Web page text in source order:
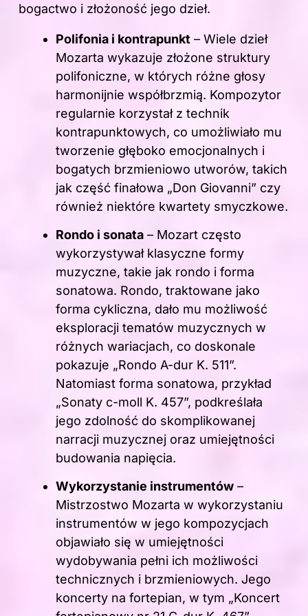
bogactwo i złożoność jego dzieł.
Polifonia i kontrapunkt – Wiele dzieł
Mozarta wykazuje złożone struktury
polifoniczne, w których różne głosy
harmonijnie współbrzmią. Kompozytor
regularnie korzystał z technik
kontrapunktowych, co umożliwiało mu
tworzenie głęboko emocjonalnych i
bogatych brzmieniowo utworów, takich
jak część finałowa „Don Giovanni” czy
również niektóre kwartety smyczkowe.
Rondo i sonata – Mozart często
wykorzystywał klasyczne formy
muzyczne, takie jak rondo i forma
sonatowa. Rondo, traktowane jako
forma cykliczna, dało mu możliwość
eksploracji tematów muzycznych w
różnych wariacjach, co doskonale
pokazuje „Rondo A-dur K. 511”.
Natomiast forma sonatowa, przykład
„Sonaty c-moll K. 457”, podkreślała
jego zdolność do skomplikowanej
narracji muzycznej oraz umiejętności
budowania napięcia.
Wykorzystanie instrumentów –
Mistrzostwo Mozarta w wykorzystaniu
instrumentów w jego kompozycjach
objawiało się w umiejętności
wydobywania pełni ich możliwości
technicznych i brzmieniowych. Jego
koncerty na fortepian, w tym „Koncert